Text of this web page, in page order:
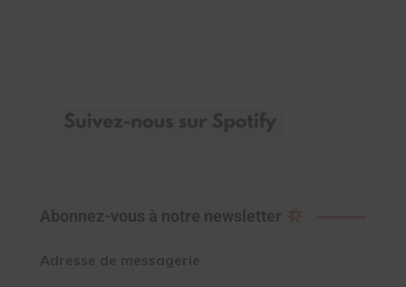
Abonnez-vous à notre newsletter
Adresse de messagerie